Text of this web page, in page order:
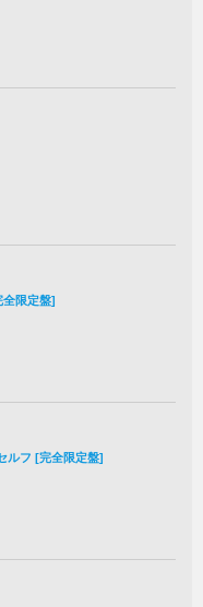
全限定盤]
ルフ [完全限定盤]